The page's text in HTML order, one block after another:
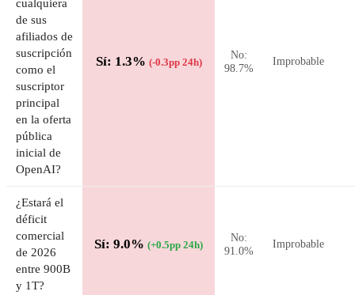
cualquiera
de sus
afiliados de
suscripción
como el
suscriptor
principal
en la oferta
pública
inicial de
OpenAI?
Sí: 1.3% (-0.3pp 24h)
No:
98.7%
Improbable
¿Estará el
déficit
comercial
de 2026
entre 900B
y 1T?
Sí: 9.0% (+0.5pp 24h)
No:
91.0%
Improbable